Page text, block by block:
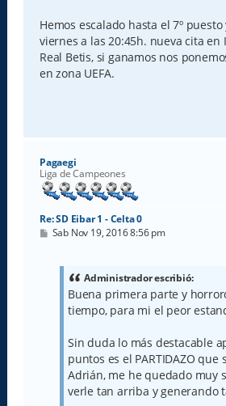
Hemos escalado hasta el 7º
viernes a las 20:45h. nueva cita en
Real Betis, si ganamos nos
en zona UEFA.
Pagaegi
Liga de Campeones
Re: SD Eibar 1 - Celta 0
M
Sab Nov 19, 2016 8:56 pm
Administrador escribió:
Buena primera parte y
tiempo, para mi el peor
Sin duda lo más destacable
puntos es el PARTIDAZO que
Adrián, me he quedado muy
verle tan arriba y generando